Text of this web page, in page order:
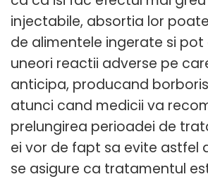
injectabile, absortia lor
de alimentele ingerate si
uneori reactii adverse pe
anticipa, producand
atunci cand medicii va
prelungirea perioadei de
ei vor de fapt sa evite astfel
se asigure ca tratamentul